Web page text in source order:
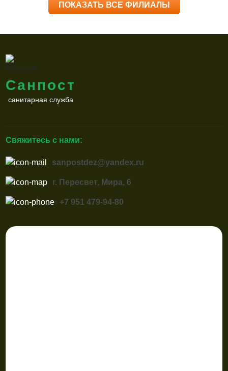
ПОКАЗАТЬ ВСЕ ФИЛИАЛЫ
Санпост
санитарная служба
Свяжитесь с нами:
sanpostdez@yandex.ru
г. Пересвет, Мира, 6
+7 951 479-94-80